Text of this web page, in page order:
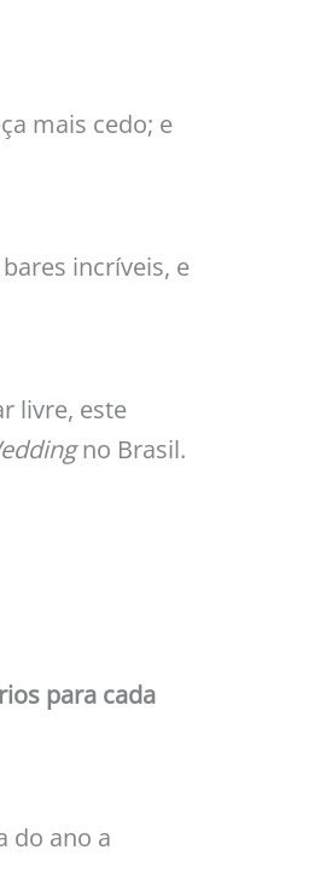
mais cedo; e
incríveis, e
livre, este
no Brasil.
para cada
do ano a